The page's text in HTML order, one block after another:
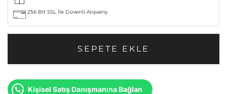
256 Bit SSL İle Güvenli Alışveriş
SEPETE EKLE
Kişisel Satış Danışmanına Bağlan